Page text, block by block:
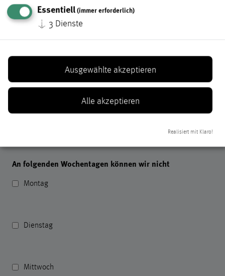
Veranstaltung (Programmnummer)
Veranstaltung Alternative (Programmnummer) *
An folgenden Wochentagen können wir nicht
Montag
Dienstag
Mittwoch
Essentiell(immer erforderlich)
↓ 3 Dienste
Ausgewählte akzeptieren
Alle akzeptieren
Realisiert mit Klaro!